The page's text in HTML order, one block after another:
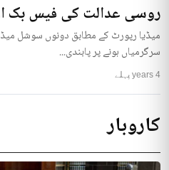
روسی عدالت کی فیس بک
میڈیا رپورٹ کے مطابق دونوں سوشل
سرگرمیاں ہونے پر پابندی...
4 years پہلے
کاروبار